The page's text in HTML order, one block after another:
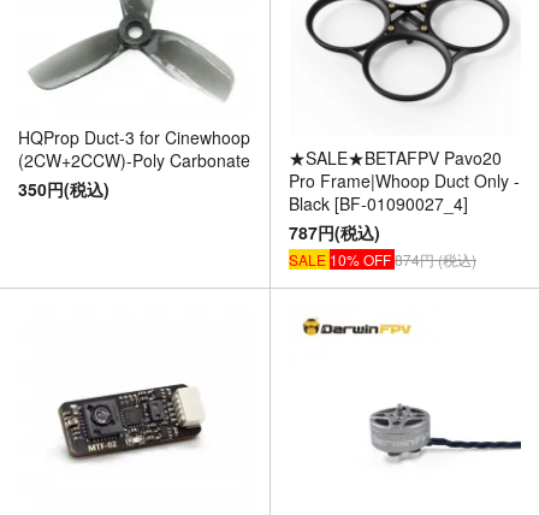
HQProp Duct-3 for Cinewhoop
(2CW+2CCW)-Poly Carbonate
350円(税込)
★SALE★BETAFPV Pavo20
Pro Frame|Whoop Duct Only -
Black [BF-01090027_4]
787円(税込)
SALE 10% OFF874円 (税込)